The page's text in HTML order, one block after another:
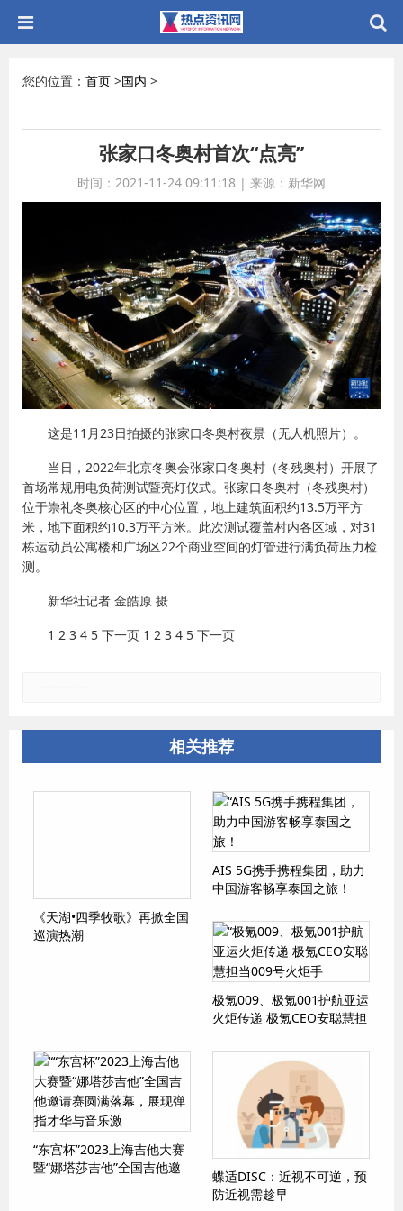
您的位置： 首页 >国内 >
张家口冬奥村首次“点亮”
时间：2021-11-24 09:11:18 | 来源：新华网
这是11月23日拍摄的张家口冬奥村夜景（无人机照片）。
当日，2022年北京冬奥会张家口冬奥村（冬残奥村）开展了
首场常规用电负荷测试暨亮灯仪式。张家口冬奥村（冬残奥村）
位于崇礼冬奥核心区的中心位置，地上建筑面积约13.5万平方
米，地下面积约10.3万平方米。此次测试覆盖村内各区域，对31
栋运动员公寓楼和广场区22个商业空间的灯管进行满负荷压力检
测。
新华社记者 金皓原 摄
1 2 3 4 5 下一页 1 2 3 4 5 下一页
相关推荐
《天湖•四季牧歌》再掀全国
巡演热潮
AIS 5G携手携程集团，助力
中国游客畅享泰国之旅！
极氪009、极氪001护航亚运
火炬传递 极氪CEO安聪慧担
“东宫杯”2023上海吉他大赛
暨“娜塔莎吉他”全国吉他邀
蝶适DISC：近视不可逆，预
防近视需趁早